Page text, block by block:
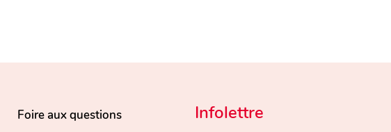
Foire aux questions
Infolettre